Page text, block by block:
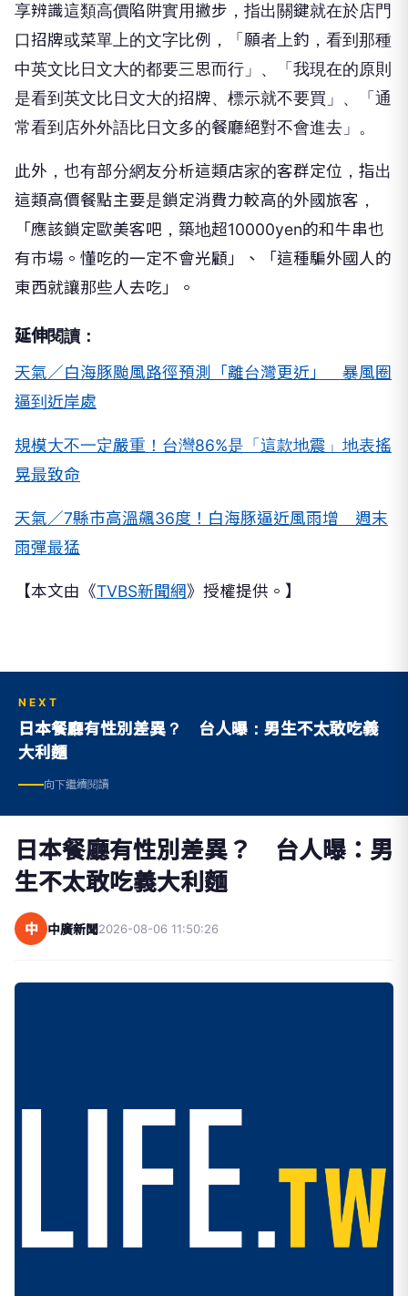
享辨識這類高價陷阱實用撇步，指出關鍵就在於店門
口招牌或菜單上的文字比例，「願者上釣，看到那種
中英文比日文大的都要三思而行」、「我現在的原則
是看到英文比日文大的招牌、標示就不要買」、「通
常看到店外外語比日文多的餐廳絕對不會進去」。
此外，也有部分網友分析這類店家的客群定位，指出
這類高價餐點主要是鎖定消費力較高的外國旅客，
「應該鎖定歐美客吧，築地超10000yen的和牛串也
有巿場。懂吃的一定不會光顧」、「這種騙外國人的
東西就讓那些人去吃」。
延伸閱讀：
天氣／白海豚颱風路徑預測「離台灣更近」 暴風圈
逼到近岸處
規模大不一定嚴重！台灣86%是「這款地震」地表搖
晃最致命
天氣／7縣市高溫飆36度！白海豚逼近風雨增 週末
雨彈最猛
【本文由《TVBS新聞網》授權提供。】
NEXT
日本餐廳有性別差異？ 台人曝：男生不太敢吃義
大利麵
向下繼續閱讀
日本餐廳有性別差異？ 台人曝：男
生不太敢吃義大利麵
中 中廣新聞2026-08-06 11:50:26